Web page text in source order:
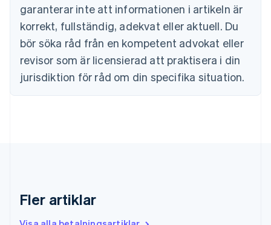
garanterar inte att informationen i artikeln är
korrekt, fullständig, adekvat eller aktuell. Du
bör söka råd från en kompetent advokat eller
revisor som är licensierad att praktisera i din
jurisdiktion för råd om din specifika situation.
Fler artiklar
简体中文English
Finland
English Svenska
Frankrike
FrançaisEnglish
Förenade Arabemiraten
Gibraltar
Irland